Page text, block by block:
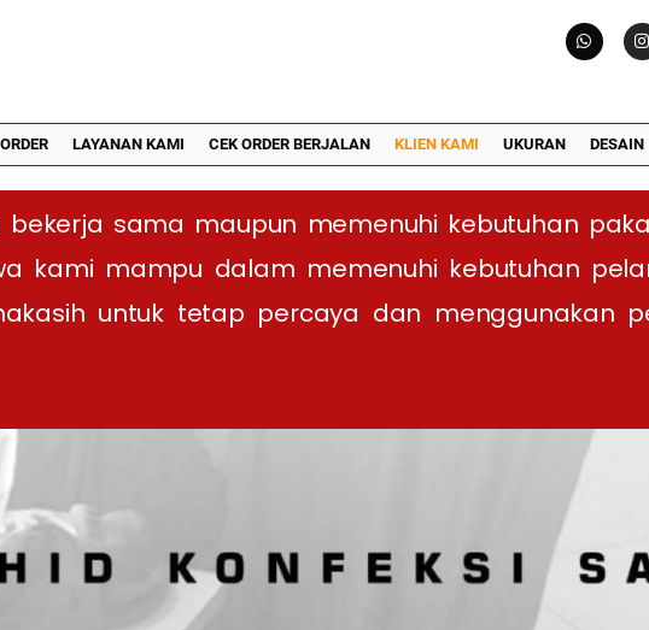
LAYANAN KAMI CEK ORDER BERJALAN KLIEN KAMI UKURAN DESAIN
bekerja sama maupun memenuhi kebutuhan
kami mampu dalam memenuhi kebutuhan
untuk tetap percaya dan menggunakan